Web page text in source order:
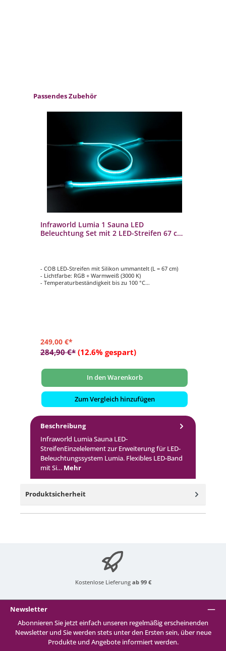
Produktgalerie überspringen
Passendes Zubehör
Infraworld Lumia 1 Sauna LED
Beleuchtung Set mit 2 LED-Streifen 67 cm -
- COB LED-Streifen mit Silikon ummantelt (L = 67 cm)
- Lichtfarbe: RGB + Warmweiß (3000 K)
- Temperaturbeständigkeit bis zu 100 °C
249,00 €*
284,90 €* (12.6% gespart)
In den Warenkorb
Zum Vergleich hinzufügen
Beschreibung
Infraworld Lumia Sauna LED-
StreifenEinzelelement zur Erweiterung für LED-
Beleuchtungssystem Lumia. Flexibles LED-Band
mit Si… Mehr
Produktsicherheit
Kostenlose Lieferung ab 99 €
Newsletter
Abonnieren Sie jetzt einfach unseren regelmäßig erscheinenden
Newsletter und Sie werden stets unter den Ersten sein, über neue
Produkte und Angebote informiert werden.